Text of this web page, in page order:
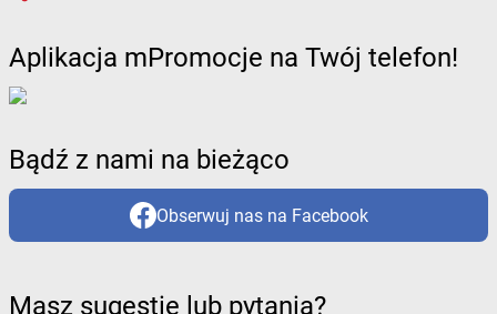
Aplikacja mPromocje na Twój telefon!
Bądź z nami na bieżąco
Obserwuj nas na Facebook
Masz sugestie lub pytania?